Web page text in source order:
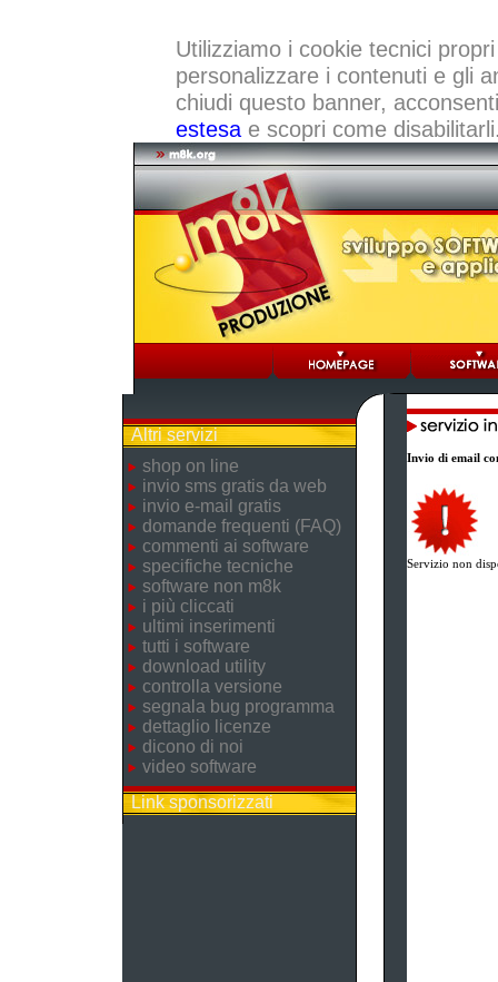
Utilizziamo i cookie tecnici
personalizzare i contenuti e gli
chiudi questo banner,
estesae scopri come
Altri servizi
shop on line
invio sms gratis da web
invio e-mail gratis
domande frequenti (FAQ)
commenti ai software
specifiche tecniche
software non m8k
i più cliccati
ultimi inserimenti
tutti i software
download utility
controlla versione
segnala bug programma
dettaglio licenze
dicono di noi
video software
Link sponsorizzati
Invio di email
Servizio non